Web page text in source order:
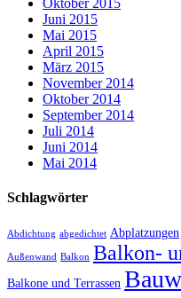
Juni 2015
Mai 2015
April 2015
März 2015
November 2014
Oktober 2014
September 2014
Juli 2014
Juni 2014
Mai 2014
Schlagwörter
Abdichtung abgedichtet Abplatzungen
Außenwand Balkon Balkon-
Balkone und Terrassen